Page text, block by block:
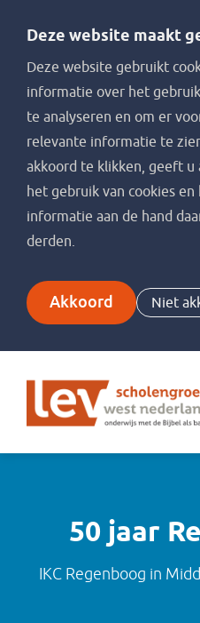
Deze website maakt
Deze website gebruikt
informatie over het
te analyseren en om er
relevante informatie te
akkoord te klikken, geeft u
het gebruik van cookies
informatie aan de hand
derden.
Akkoord Niet
50 jaar
IKC Regenboog in